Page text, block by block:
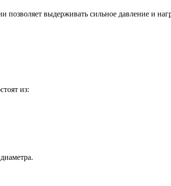
выдерживать сильное давление и
из: